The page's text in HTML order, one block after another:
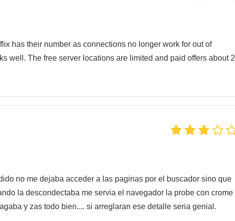
has their number as connections no longer work for out of
well. The free server locations are limited and paid offers about 2
no me dejaba acceder a las paginas por el buscador sino que
la descondectaba me servia el navegador la probe con crome
y zas todo bien.... si arreglaran ese detalle seria genial.